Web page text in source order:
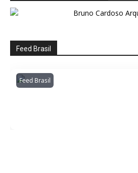
Feed Brasil
Feed BrasilAmazonianarede
1053